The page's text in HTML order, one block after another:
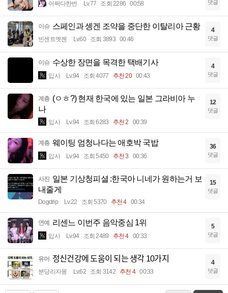
어쩌다한번 Lv.77 조회 2286 00:58 댓글
이슈 스페인과 솅겐 조약을 중단한 이탈리아 근황
빈센트멧젠 Lv.60 조회 3893 00:46
4
댓글
이슈 수상한 장면을 목격한 택배기사
입사 Lv.94 조회 4077 추천 20 00:43
4
댓글
계층 (ㅇㅎ?) 현재 한국에 있는 일본 그라비아 누
나
입사 Lv.94 조회 6283 추천 2 00:39
12
댓글
계층 웨이팅 엄청나다는 애호박 국밥
입사 Lv.94 조회 5450 추천 3 00:36
36
댓글
사진 일본 기상청피셜 :한국아 니네가 원하는거 보
내줄게
Dogdrip Lv.22 조회 5370 추천 4 00:34
15
댓글
연예 리센느 이번주 음악중심 1위
입사 Lv.94 조회 2489 추천 4 00:33
5
댓글
유머 정신건강에 도움이 되는 생각 10가지
분당리자몽 Lv.62 조회 3142 추천 4 00:33
4
댓글